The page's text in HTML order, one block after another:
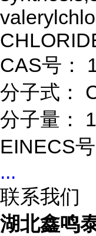
CAS号：
分子式：
分子量：
EINECS
...
联系我们
湖北鑫鸣